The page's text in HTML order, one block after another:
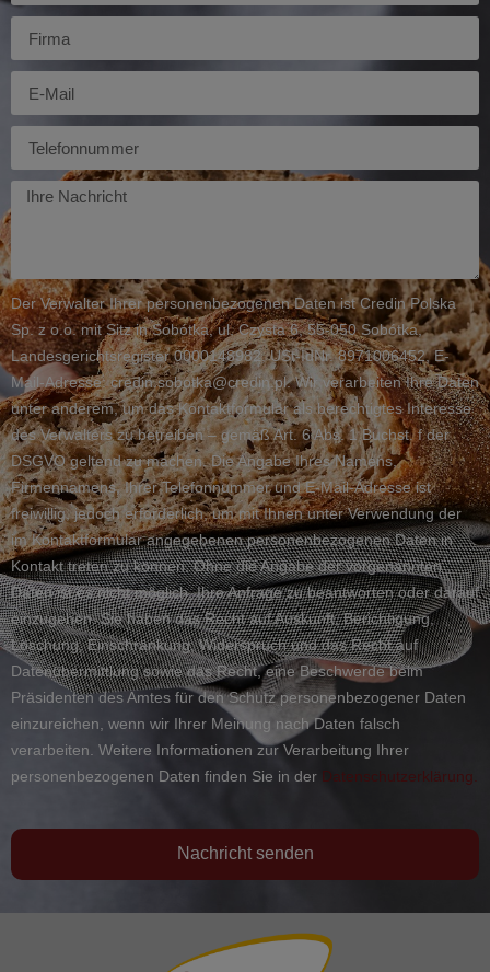
Twoja
wiadomość
Der Verwalter Ihrer personenbezogenen Daten ist Credin Polska
Sp. z o.o. mit Sitz in Sobótka, ul. Czysta 6, 55-050 Sobótka,
Landesgerichtsregister 0000148982, USt-IdNr. 8971006452, E-
Mail-Adresse: credin.sobotka@credin.pl. Wir verarbeiten Ihre Daten
unter anderem, um das Kontaktformular als berechtigtes Interesse
des Verwalters zu betreiben – gemäß Art. 6 Abs. 1 Buchst. f der
DSGVO geltend zu machen. Die Angabe Ihres Namens,
Firmennamens, Ihrer Telefonnummer und E-Mail-Adresse ist
freiwillig, jedoch erforderlich, um mit Ihnen unter Verwendung der
im Kontaktformular angegebenen personenbezogenen Daten in
Kontakt treten zu können. Ohne die Angabe der vorgenannten
Daten ist es nicht möglich, Ihre Anfrage zu beantworten oder darauf
einzugehen. Sie haben das Recht auf Auskunft, Berichtigung,
Löschung, Einschränkung, Widerspruch und das Recht auf
Datenübermittlung sowie das Recht, eine Beschwerde beim
Präsidenten des Amtes für den Schutz personenbezogener Daten
einzureichen, wenn wir Ihrer Meinung nach Daten falsch
verarbeiten. Weitere Informationen zur Verarbeitung Ihrer
personenbezogenen Daten finden Sie in der Datenschutzerklärung.
Nachricht senden